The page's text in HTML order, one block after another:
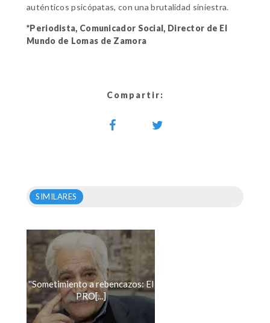
auténticos psicópatas, con una brutalidad siniestra.
*Periodista, Comunicador Social, Director de El
Mundo de Lomas de Zamora
Compartir:
SIMILARES
''Sometimiento a rebencazos: El
PRO[...]